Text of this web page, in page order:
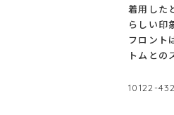
着用した
らしい印
フロント
トムとの
10122-